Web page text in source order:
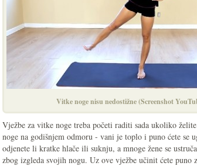
Vitke noge nisu nedostižne (Screenshot
Vježbe za vitke noge treba početi raditi sada ukoliko
noge na godišnjem odmoru - vani je toplo i puno ćete se
odjenete li kratke hlače ili suknju, a mnoge žene se
zbog izgleda svojih nogu. Uz ove vježbe učinit ćete puno